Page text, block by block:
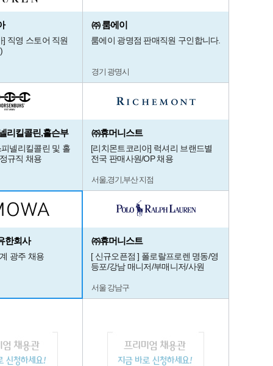
직영 스토어 직원
㈜ 룸에이
룸에이 광명점 판매직원 구인합니다.
경기 광명시
리킬콜린,홀슨부
넬리킬콜린 및 홀
규직 채용
㈜휴머니스트
[리치몬트코리아] 럭셔리 브랜드별
전국 판매사원/OP 채용
서울,경기,부산 지점
한회사
광주 채용
㈜휴머니스트
[ 신규오픈점 ] 폴로랄프로렌 명동/영
등포/강남 매니저/부매니저/사원
서울 강남구